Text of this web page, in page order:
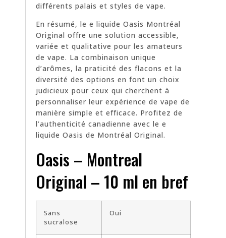
différents palais et styles de vape.
En résumé, le e liquide Oasis Montréal
Original offre une solution accessible,
variée et qualitative pour les amateurs
de vape. La combinaison unique
d’arômes, la praticité des flacons et la
diversité des options en font un choix
judicieux pour ceux qui cherchent à
personnaliser leur expérience de vape de
manière simple et efficace. Profitez de
l’authenticité canadienne avec le e
liquide Oasis de Montréal Original.
Oasis – Montreal
Original – 10 ml en bref
Sans
sucralose
Oui